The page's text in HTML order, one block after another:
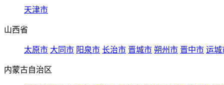
天津市
山西省
太原市 大同市 阳泉市 长治市 晋城市 朔州市 晋中市 运城
内蒙古自治区